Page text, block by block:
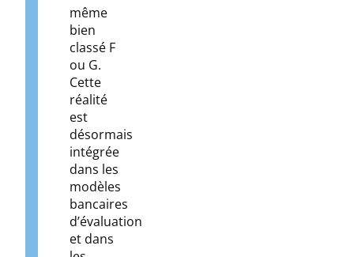
même
bien
classé F
ou G.
Cette
réalité
est
désormais
intégrée
dans les
modèles
bancaires
d’évaluation
et dans